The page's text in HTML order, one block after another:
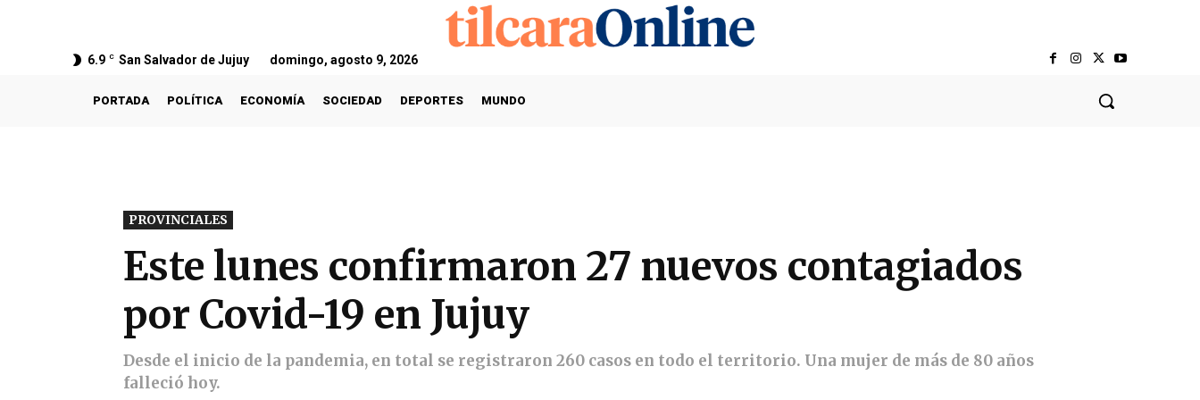
6.9 C San Salvador de Jujuy domingo, agosto 9, 2026
PORTADA POLÍTICA ECONOMÍA SOCIEDAD DEPORTES MUNDO
PROVINCIALES
Este lunes confirmaron 27 nuevos contagiados
por Covid-19 en Jujuy
Desde el inicio de la pandemia, en total se registraron 260 casos en todo el territorio. Una mujer de más de 80 años
falleció hoy.